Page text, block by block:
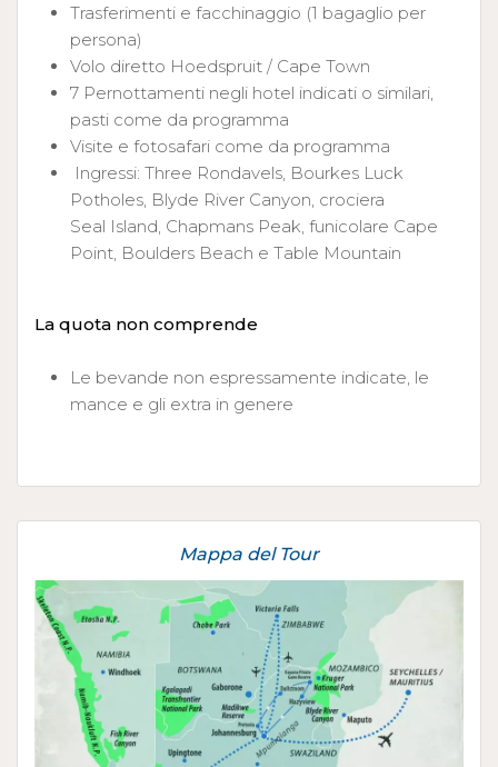
Trasferimenti e facchinaggio (1 bagaglio per
persona)
Volo diretto Hoedspruit / Cape Town
7 Pernottamenti negli hotel indicati o similari,
pasti come da programma
Visite e fotosafari come da programma
Ingressi: Three Rondavels, Bourkes Luck
Potholes, Blyde River Canyon, crociera
Seal Island, Chapmans Peak, funicolare Cape
Point, Boulders Beach e Table Mountain
La quota non comprende
Le bevande non espressamente indicate, le
mance e gli extra in genere
Mappa del Tour